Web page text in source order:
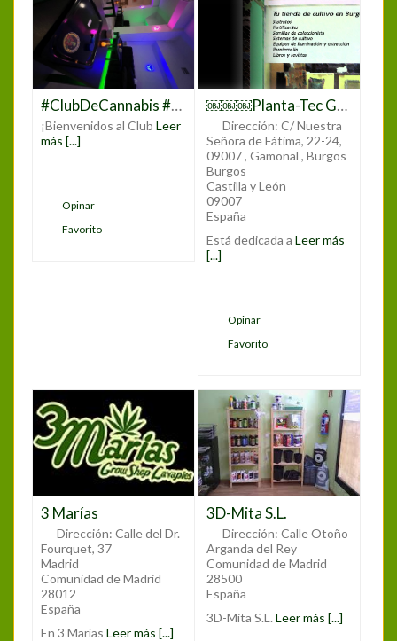
#ClubDeCannabis #ClubCannabisMadrid #CannabisMadrid #CannabisClub #CannabisCommunity #CannabisLovers #CannabisCulture #CannabisEnMadrid #MarihuanaMadrid #WeedClubMadrid #CannabisEspaña #CannabisClubLife #CannabisExperience #JoinTheClub #CannabisSocialClub #CannabisEvents #CannabisEducation #CannabisNetworking
¡Bienvenidos al ClubLeer
más [...]
Opinar
Favorito
￼￼￼Planta-Tec Grow Shop
Dirección: C/ Nuestra
Señora de Fátima, 22-24,
09007 , Gamonal , Burgos
Burgos
Castilla y León
09007
España
Está dedicada aLeer más
[...]
Opinar
Favorito
3 Marías
Dirección: Calle del Dr.
Fourquet, 37
Madrid
Comunidad de Madrid
28012
España
En 3 MaríasLeer más [...]
3D-Mita S.L.
Dirección: Calle Otoño
Arganda del Rey
Comunidad de Madrid
28500
España
3D-Mita S.L.Leer más [...]